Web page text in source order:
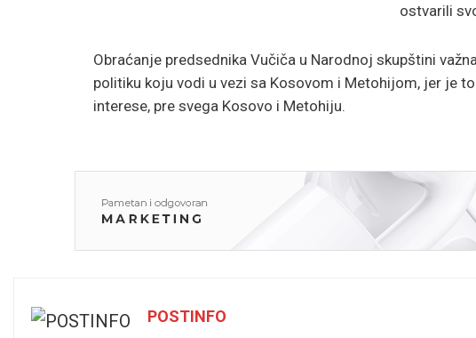
ostvarili
Obraćanje predsednika Vučiča u Narodnoj skupštini
politiku koju vodi u vezi sa Kosovom i Metohijom, jer je
interese, pre svega Kosovo i Metohiju.
POSTINFO